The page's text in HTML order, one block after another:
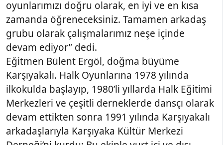
oyunlarımızı doğru olarak, en iyi ve en kısa
zamanda öğreneceksiniz. Tamamen arkadaş
grubu olarak çalışmalarımız neşe içinde
devam ediyor” dedi.
Eğitmen Bülent Ergöl, doğma büyüme
Karşıyakalı. Halk Oyunlarına 1978 yılında
ilkokulda başlayıp, 1980’li yıllarda Halk Eğitimi
Merkezleri ve çeşitli derneklerde dansçı olarak
devam ettikten sonra 1991 yılında Karşıyakalı
arkadaşlarıyla Karşıyaka Kültür Merkezi